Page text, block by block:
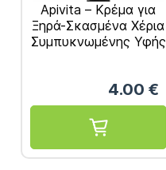
Apivita – Κρέμα για
Ξηρά-Σκασμένα Χέρια
Συμπυκνωμένης Υφής
4.00 €